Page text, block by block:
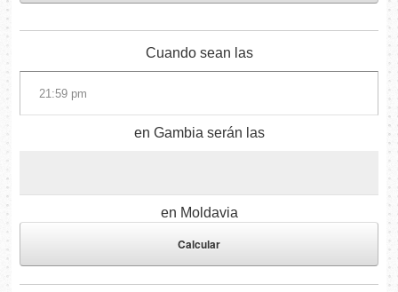
Cuando sean las
en Gambia serán las
en Moldavia